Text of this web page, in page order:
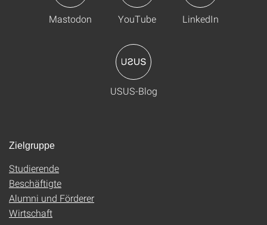
Mastodon YouTube LinkedIn
USUS-Blog
Zielgruppe
Studierende
Beschäftigte
Alumni und Förderer
Wirtschaft